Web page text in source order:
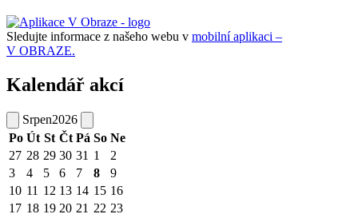
Sledujte informace z našeho webu v mobilní aplikaci –
V OBRAZE.
Kalendář akcí
Srpen2026
Po Út St Čt Pá So Ne
27 28 29 30 31 1
2
3
4 5 6 7 8
9
10 11 12 13 14 15 16
17 18 19 20 21 22 23